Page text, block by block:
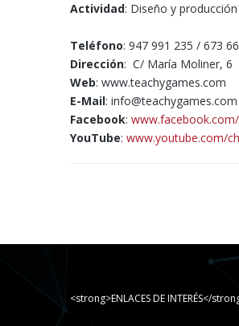
Actividad: Diseño y
Teléfono: 947 991 235 / 673
Dirección: C/ María Moliner, 6
Web: www.teachygames.com
E-Mail: info@teachygames.com
Facebook:
YouTube: www.youtube.com/
<strong>ENLACES DE INTERÉS</